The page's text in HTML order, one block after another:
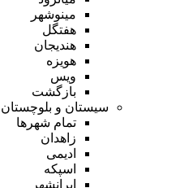
مینوشهر
هفتگل
هندیجان
هویزه
ویس
بازگشت
سیستان و بلوچستان
تمام شهر‌ها
زاهدان
ادیمی
اسپکه
ایرانشهر